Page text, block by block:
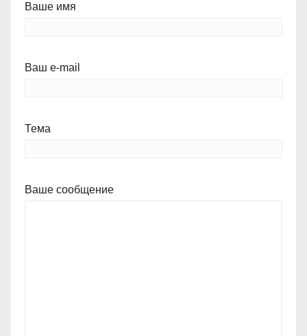
Ваше имя
Ваш e-mail
Тема
Ваше сообщение